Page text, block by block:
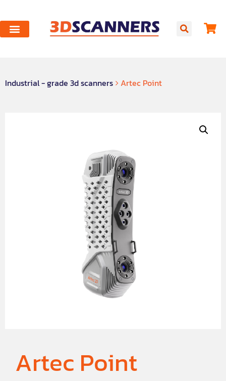
Industrial - grade 3d scanners Artec Point
Artec Point